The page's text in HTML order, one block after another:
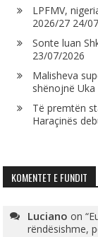
LPFMV,
2026/27 24/
Sonte luan
23/07/2026
Malisheva
shënojnë
Të premtën
Haraçinës
KOMENTET E FUNDIT
Luciano on
rëndësishme,